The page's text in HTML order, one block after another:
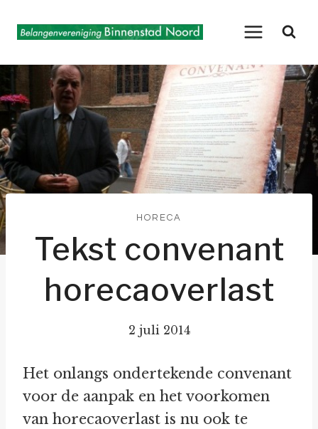
naar
HORECA
Tekst convenant
horecaoverlast
2 juli 2014
Het onlangs ondertekende convenant
voor de aanpak en het voorkomen
van horecaoverlast is nu ook te